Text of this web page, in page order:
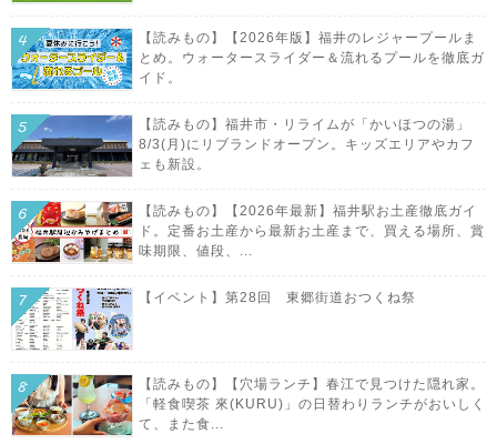
【読みもの】【2026年版】福井のレジャープールま
とめ。ウォータースライダー＆流れるプールを徹底ガ
イド。
【読みもの】福井市・リライムが「かいほつの湯」
8/3(月)にリブランドオープン。キッズエリアやカフ
ェも新設。
【読みもの】【2026年最新】福井駅お土産徹底ガイ
ド。定番お土産から最新お土産まで、買える場所、賞
味期限、値段、...
【イベント】第28回 東郷街道おつくね祭
【読みもの】【穴場ランチ】春江で見つけた隠れ家。
「軽食喫茶 來(KURU)」の日替わりランチがおいしく
て、また食...